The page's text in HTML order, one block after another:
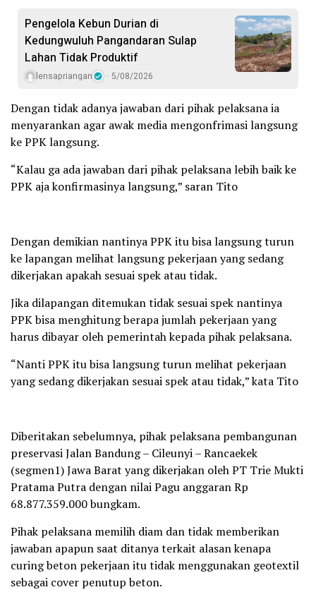
Pengelola Kebun Durian di
Kedungwuluh Pangandaran Sulap
Lahan Tidak Produktif ‎
lensapriangan 5/08/2026
Dengan tidak adanya jawaban dari pihak pelaksana ia
menyarankan agar awak media mengonfrimasi langsung
ke PPK langsung.
“Kalau ga ada jawaban dari pihak pelaksana lebih baik ke
PPK aja konfirmasinya langsung,” saran Tito
Dengan demikian nantinya PPK itu bisa langsung turun
ke lapangan melihat langsung pekerjaan yang sedang
dikerjakan apakah sesuai spek atau tidak.
Jika dilapangan ditemukan tidak sesuai spek nantinya
PPK bisa menghitung berapa jumlah pekerjaan yang
harus dibayar oleh pemerintah kepada pihak pelaksana.
“Nanti PPK itu bisa langsung turun melihat pekerjaan
yang sedang dikerjakan sesuai spek atau tidak,” kata Tito
Diberitakan sebelumnya, pihak pelaksana pembangunan
preservasi Jalan Bandung – Cileunyi – Rancaekek
(segmen1) Jawa Barat yang dikerjakan oleh PT Trie Mukti
Pratama Putra dengan nilai Pagu anggaran Rp
68.877.359.000 bungkam.
Pihak pelaksana memilih diam dan tidak memberikan
jawaban apapun saat ditanya terkait alasan kenapa
curing beton pekerjaan itu tidak menggunakan geotextil
sebagai cover penutup beton.